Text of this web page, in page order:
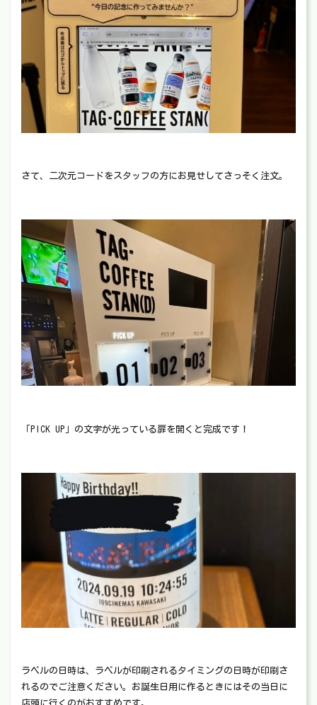
さて、二次元コードをスタッフの方にお見せしてさっそく注文。
「PICK UP」の文字が光っている扉を開くと完成です！
ラベルの日時は、ラベルが印刷されるタイミングの日時が印刷さ
れるのでご注意ください。お誕生日用に作るときにはその当日に